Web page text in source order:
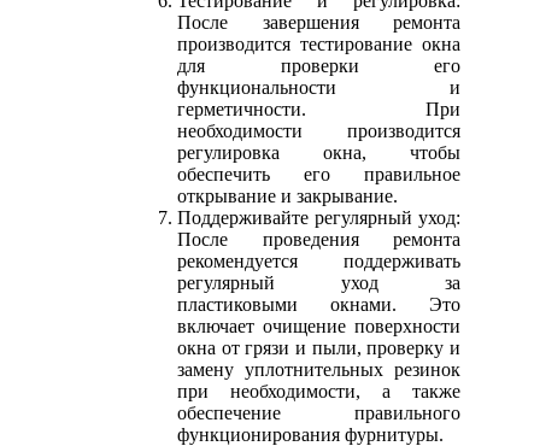
После завершения ремонта
производится тестирование окна
для проверки его
функциональности и
герметичности. При
необходимости производится
регулировка окна, чтобы
обеспечить его правильное
открывание и закрывание.
Поддерживайте регулярный уход:
После проведения ремонта
рекомендуется поддерживать
регулярный уход за
пластиковыми окнами. Это
включает очищение поверхности
окна от грязи и пыли, проверку и
замену уплотнительных резинок
при необходимости, а также
обеспечение правильного
функционирования фурнитуры.